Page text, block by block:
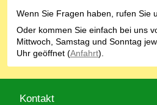
Wenn Sie Fragen haben, rufen Sie
Oder kommen Sie einfach bei uns
Mittwoch, Samstag und Sonntag
Uhr geöffnet (Anfahrt).
Kontakt